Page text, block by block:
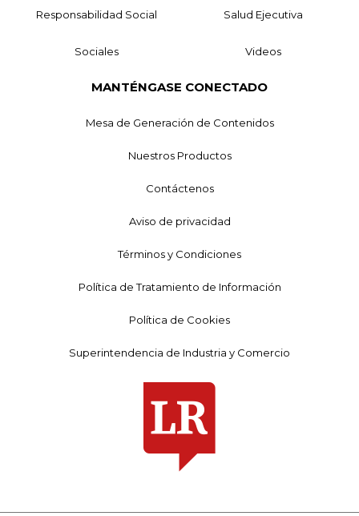
Responsabilidad Social Salud Ejecutiva
Sociales Videos
MANTÉNGASE CONECTADO
Mesa de Generación de Contenidos
Nuestros Productos
Contáctenos
Aviso de privacidad
Términos y Condiciones
Política de Tratamiento de Información
Política de Cookies
Superintendencia de Industria y Comercio